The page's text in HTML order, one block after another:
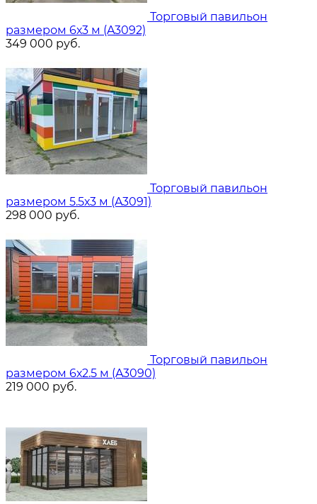
Торговый павильон
размером 6х3 м (A3092)
349 000 руб.
Торговый павильон
размером 5.5х3 м (A3091)
298 000 руб.
Торговый павильон
размером 6х2.5 м (A3090)
219 000 руб.